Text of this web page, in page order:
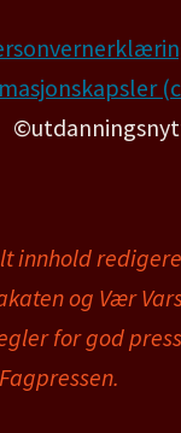
innhold
og Vær
for god